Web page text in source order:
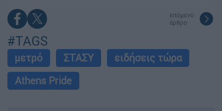
επόμενο
άρθρο
#TAGS
μετρό ΣΤΑΣΥ
ειδήσεις τώρα
Athens Pride